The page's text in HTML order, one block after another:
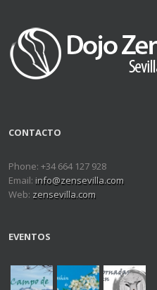
CONTACTO
Phone: +34 664 127 928
Email: info@zensevilla.com
Web: zensevilla.com
EVENTOS